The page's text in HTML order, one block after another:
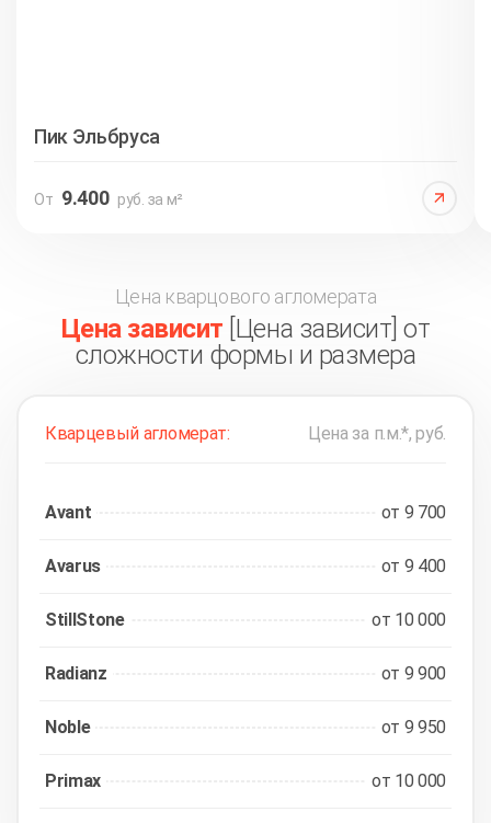
Пик Эльбруса
От 9.400 руб. за м²
Цена кварцового агломерата
Цена зависит [Цена зависит] от
сложности формы и размера
Кварцевый агломерат: Цена за п.м.*, руб.
Avant от 9 700
Avarus от 9 400
StillStone от 10 000
Radianz от 9 900
Noble от 9 950
Primax от 10 000